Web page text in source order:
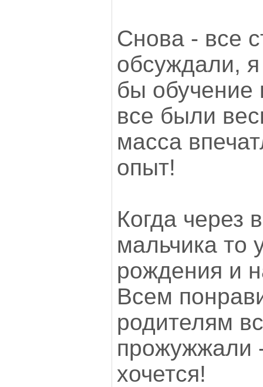
Снова - все
обсуждали, я
бы обучение
все были
масса
опыт!
Когда через
мальчика то
рождения и
Всем
родителям
прожужжали
хочется!